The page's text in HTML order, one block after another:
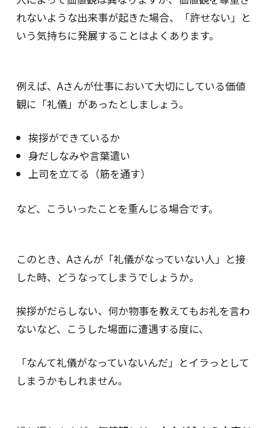
れないような出来事が起きた場合、「許せない」と
いう気持ちに発展することはよくあります。
例えば、Aさんが仕事において大切にしている価値
観に「礼儀」があったとしましょう。
挨拶ができているか
身だしなみや言葉遣い
上司を立てる（筋を通す）
など、こういったことを重んじる場合です。
このとき、Aさんが「礼儀がなっていない人」と接
した時、どうなってしまうでしょうか。
挨拶がだらしない、何か物事を教えてもお礼を言わ
ないなど、こうした場面に遭遇する度に、
「なんて礼儀がなっていないんだ」とイラっとして
しまうかもしれません。